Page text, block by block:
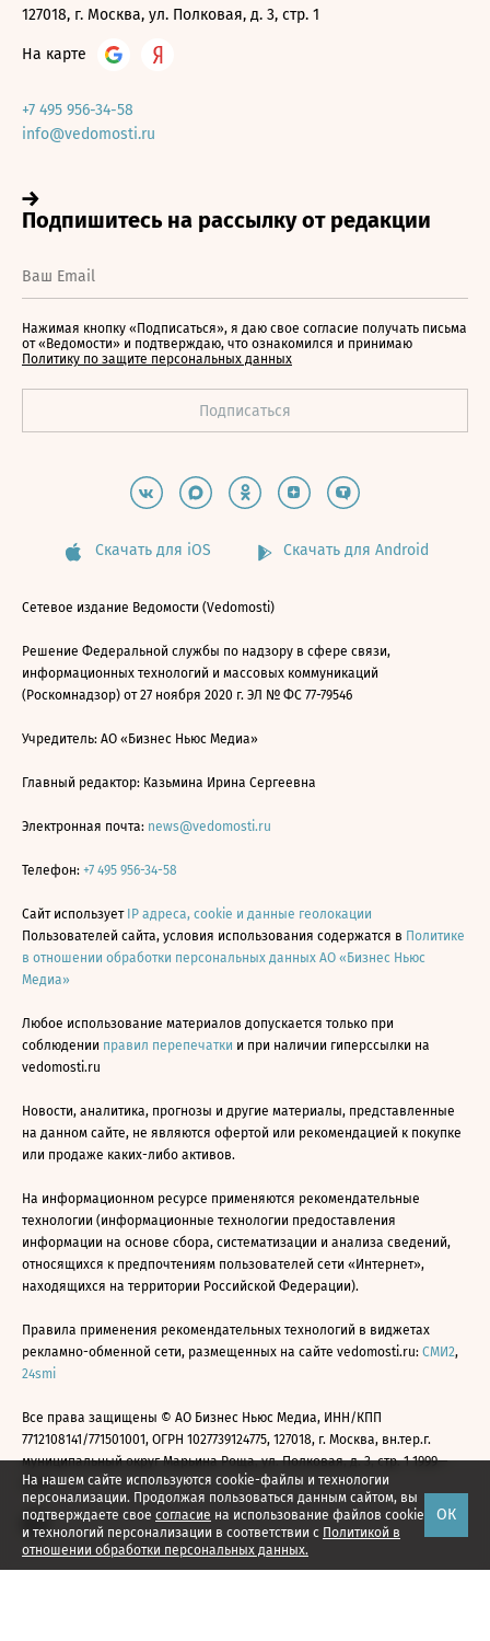
На нашем сайте используются cookie-файлы и технологии
персонализации. Продолжая пользоваться данным сайтом, вы
подтверждаете свое согласие на использование файлов cookie
и технологий персонализации в соответствии с Политикой в
отношении обработки персональных данных.
ОК
127018, г. Москва, ул. Полковая, д. 3, стр. 1
На карте
+7 495 956-34-58
info@vedomosti.ru
Нажимая кнопку «Подписаться», я даю свое согласие получать письма
от «Ведомости» и подтверждаю, что ознакомился и принимаю
Политику по защите персональных данных
Скачать для iOS Скачать для Android
Сетевое издание Ведомости (Vedomosti)
Решение Федеральной службы по надзору в сфере связи,
информационных технологий и массовых коммуникаций
(Роскомнадзор) от 27 ноября 2020 г. ЭЛ № ФС 77-79546
Учредитель: АО «Бизнес Ньюс Медиа»
Главный редактор: Казьмина Ирина Сергеевна
Электронная почта: news@vedomosti.ru
Телефон: +7 495 956-34-58
Сайт использует IP адреса, cookie и данные геолокации
Пользователей сайта, условия использования содержатся в Политике
в отношении обработки персональных данных АО «Бизнес Ньюс
Медиа»
Любое использование материалов допускается только при
соблюдении правил перепечатки и при наличии гиперссылки на
vedomosti.ru
Новости, аналитика, прогнозы и другие материалы, представленные
на данном сайте, не являются офертой или рекомендацией к покупке
или продаже каких-либо активов.
На информационном ресурсе применяются рекомендательные
технологии (информационные технологии предоставления
информации на основе сбора, систематизации и анализа сведений,
относящихся к предпочтениям пользователей сети «Интернет»,
находящихся на территории Российской Федерации).
Правила применения рекомендательных технологий в виджетах
рекламно-обменной сети, размещенных на сайте vedomosti.ru: СМИ2,
24smi
Все права защищены © АО Бизнес Ньюс Медиа, ИНН/КПП
7712108141/771501001, ОГРН 1027739124775, 127018, г. Москва, вн.тер.г.
муниципальный округ Марьина Роща, ул. Полковая, д. 3, стр. 1 1999—
2026